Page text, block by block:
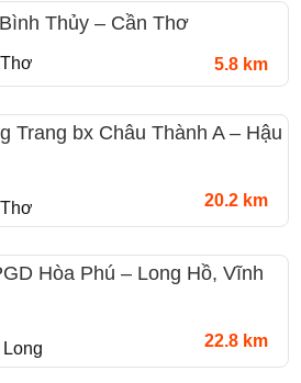
Thủy – Cần Thơ
5.8 km
Trang bx Châu Thành A – Hậu
20.2 km
Hòa Phú – Long Hồ, Vĩnh
22.8 km